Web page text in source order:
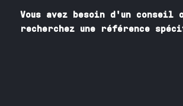
Vous avez besoin d'un conseil
recherchez une référence